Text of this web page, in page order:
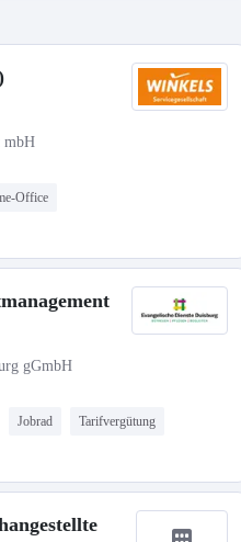
mbH
Office
gGmbH
Jobrad Tarifvergütung